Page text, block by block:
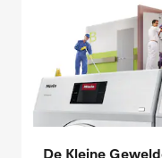
De Kleine